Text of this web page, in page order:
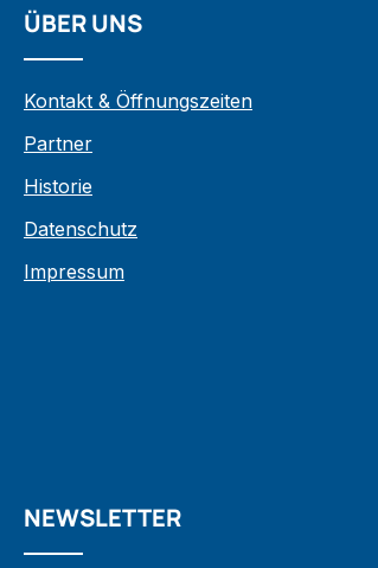
ÜBER UNS
Kontakt & Öffnungszeiten
Partner
Historie
Datenschutz
Impressum
NEWSLETTER